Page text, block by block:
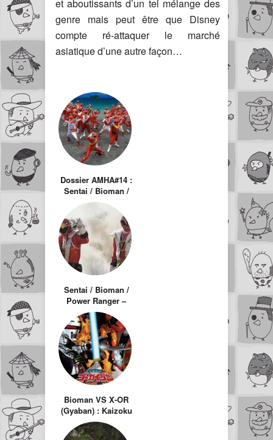
et aboutissants d’un tel mélange des
genre mais peut être que Disney
compte ré-attaquer le marché
asiatique d’une autre façon…
Dossier AMHA#14 :
Sentai / Bioman /
Power Rangers –
35ème anniversaire
Sentai / Bioman /
Power Ranger –
36ème anniversaire
sous le code
« rouge »
Bioman VS X-OR
(Gyaban) : Kaizoku
Sentai Gokaiger vs
Uchuu Keiji Gavan